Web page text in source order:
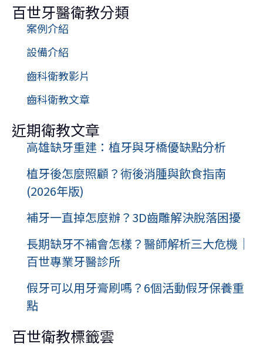
潔
百世牙醫衛教分類
案例介紹
設備介紹
齒科衛教影片
齒科衛教文章
近期衛教文章
高雄缺牙重建：植牙與牙橋優缺點分析
植牙後怎麼照顧？術後消腫與飲食指南
(2026年版)
補牙一直掉怎麼辦？3D齒雕解決脫落困擾
長期缺牙不補會怎樣？醫師解析三大危機｜
百世專業牙醫診所
假牙可以用牙膏刷嗎？6個活動假牙保養重
點
百世衛教標籤雲